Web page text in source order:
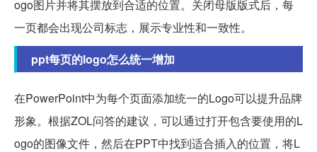
ogo图片并将其摆放到合适的位置。关闭母版版式后，每
一页都会出现公司标志，展示专业性和一致性。
ppt每页的logo怎么统一增加
在PowerPoint中为每个页面添加统一的Logo可以提升品牌
形象。根据ZOL问答的建议，可以通过打开包含要使用的L
ogo的图像文件，然后在PPT中找到适合插入的位置，将L